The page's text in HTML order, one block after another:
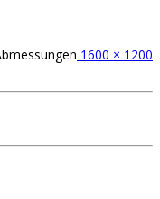
1600 × 1200